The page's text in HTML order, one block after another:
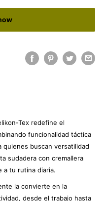
Tex redefine el
funcionalidad táctica
quienes buscan versatilidad
sudadera con cremallera
a tu rutina diaria.
la convierte en la
desde el trabajo hasta